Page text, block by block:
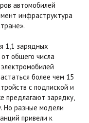
автомобилей
инфраструктура
1,1 зарядных
общего числа
более чем 15
с подпиской и
предлагают зарядку,
Но разные модели
привели к